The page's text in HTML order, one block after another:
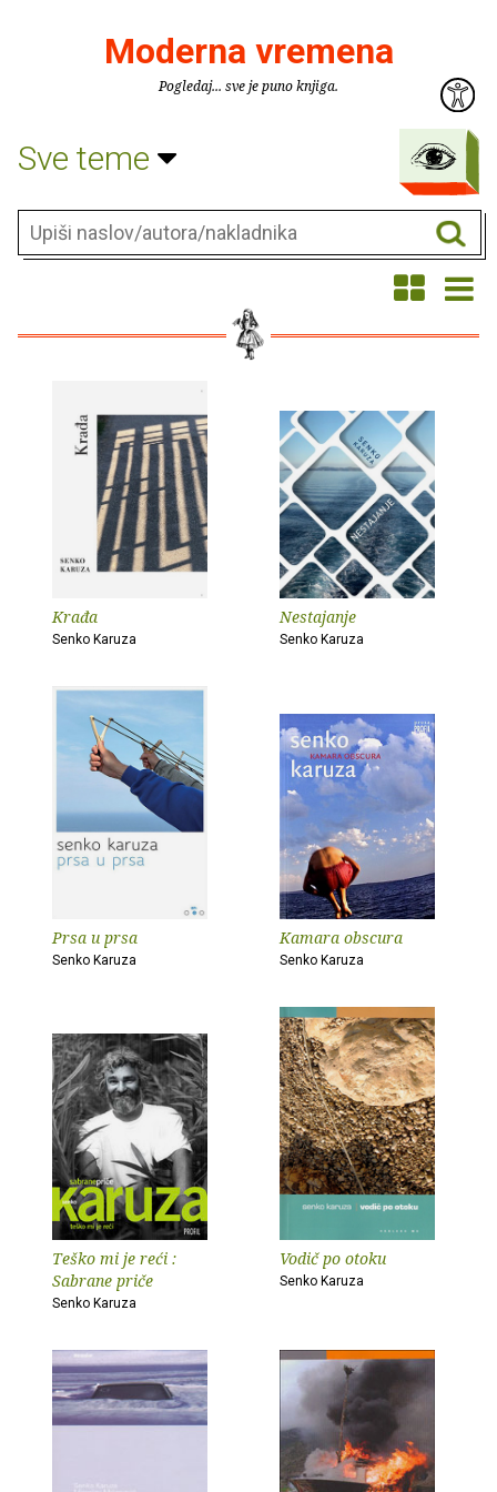
Moderna vremena
Pogledaj... sve je puno knjiga.
Sve teme
Krađa
Senko Karuza
Nestajanje
Senko Karuza
Prsa u prsa
Senko Karuza
Kamara obscura
Senko Karuza
Teško mi je reći :
Sabrane priče
Senko Karuza
Vodič po otoku
Senko Karuza